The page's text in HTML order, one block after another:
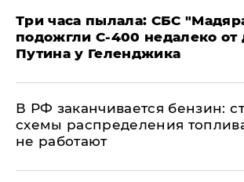
Три часа пылала: СБС
подожгли С-400 недалеко от
Путина у Геленджика
​В РФ заканчивается бензин:
схемы распределения
не работают